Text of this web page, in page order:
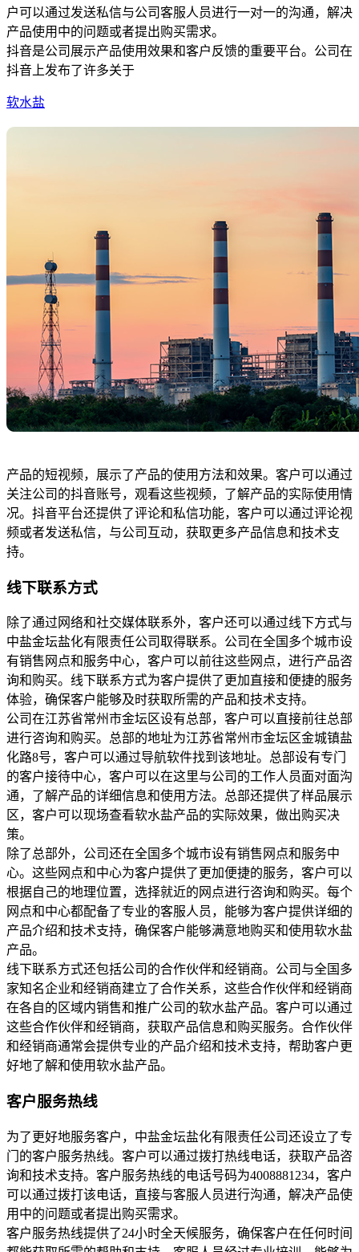
户可以通过发送私信与公司客服人员进行一对一的沟通，解决
产品使用中的问题或者提出购买需求。
抖音是公司展示产品使用效果和客户反馈的重要平台。公司在
抖音上发布了许多关于
软水盐
产品的短视频，展示了产品的使用方法和效果。客户可以通过
关注公司的抖音账号，观看这些视频，了解产品的实际使用情
况。抖音平台还提供了评论和私信功能，客户可以通过评论视
频或者发送私信，与公司互动，获取更多产品信息和技术支
持。
线下联系方式
除了通过网络和社交媒体联系外，客户还可以通过线下方式与
中盐金坛盐化有限责任公司取得联系。公司在全国多个城市设
有销售网点和服务中心，客户可以前往这些网点，进行产品咨
询和购买。线下联系方式为客户提供了更加直接和便捷的服务
体验，确保客户能够及时获取所需的产品和技术支持。
公司在江苏省常州市金坛区设有总部，客户可以直接前往总部
进行咨询和购买。总部的地址为江苏省常州市金坛区金城镇盐
化路8号，客户可以通过导航软件找到该地址。总部设有专门
的客户接待中心，客户可以在这里与公司的工作人员面对面沟
通，了解产品的详细信息和使用方法。总部还提供了样品展示
区，客户可以现场查看软水盐产品的实际效果，做出购买决
策。
除了总部外，公司还在全国多个城市设有销售网点和服务中
心。这些网点和中心为客户提供了更加便捷的服务，客户可以
根据自己的地理位置，选择就近的网点进行咨询和购买。每个
网点和中心都配备了专业的客服人员，能够为客户提供详细的
产品介绍和技术支持，确保客户能够满意地购买和使用软水盐
产品。
线下联系方式还包括公司的合作伙伴和经销商。公司与全国多
家知名企业和经销商建立了合作关系，这些合作伙伴和经销商
在各自的区域内销售和推广公司的软水盐产品。客户可以通过
这些合作伙伴和经销商，获取产品信息和购买服务。合作伙伴
和经销商通常会提供专业的产品介绍和技术支持，帮助客户更
好地了解和使用软水盐产品。
客户服务热线
为了更好地服务客户，中盐金坛盐化有限责任公司还设立了专
门的客户服务热线。客户可以通过拨打热线电话，获取产品咨
询和技术支持。客户服务热线的电话号码为4008881234，客户
可以通过拨打该电话，直接与客服人员进行沟通，解决产品使
用中的问题或者提出购买需求。
客户服务热线提供了24小时全天候服务，确保客户在任何时间